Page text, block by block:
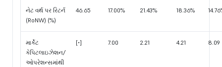
નેટ વર્થ પર રિટર્ન
(RoNW) (%)
46.65 17.00% 21.43% 18.36%
માર્કેટ
કેપિટલાઇઝેશન/
ઓપરેશન્સમાંથી
[•] 7.00 2.21 4.21 8.09